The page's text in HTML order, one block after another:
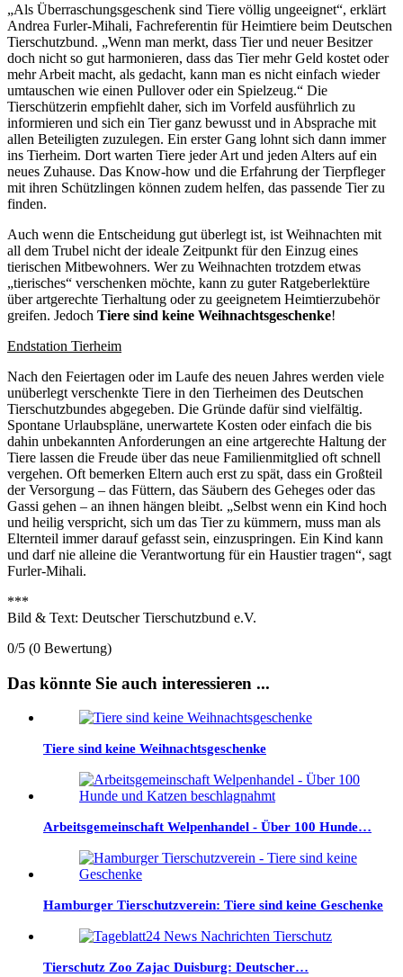
„Als Überraschungsgeschenk sind Tiere völlig ungeeignet“, erklärt
Andrea Furler-Mihali, Fachreferentin für Heimtiere beim Deutschen
Tierschutzbund. „Wenn man merkt, dass Tier und neuer Besitzer
doch nicht so gut harmonieren, dass das Tier mehr Geld kostet oder
mehr Arbeit macht, als gedacht, kann man es nicht einfach wieder
umtauschen wie einen Pullover oder ein Spielzeug.“ Die
Tierschützerin empfiehlt daher, sich im Vorfeld ausführlich zu
informieren und sich ein Tier ganz bewusst und in Absprache mit
allen Beteiligten zuzulegen. Ein erster Gang lohnt sich dann immer
ins Tierheim. Dort warten Tiere jeder Art und jeden Alters auf ein
neues Zuhause. Das Know-how und die Erfahrung der Tierpfleger
mit ihren Schützlingen können zudem helfen, das passende Tier zu
finden.
Auch wenn die Entscheidung gut überlegt ist, ist Weihnachten mit
all dem Trubel nicht der ideale Zeitpunkt für den Einzug eines
tierischen Mitbewohners. Wer zu Weihnachten trotzdem etwas
„tierisches“ verschenken möchte, kann zu guter Ratgeberlektüre
über artgerechte Tierhaltung oder zu geeignetem Heimtierzubehör
greifen. Jedoch Tiere sind keine Weihnachtsgeschenke!
Endstation Tierheim
Nach den Feiertagen oder im Laufe des neuen Jahres werden viele
unüberlegt verschenkte Tiere in den Tierheimen des Deutschen
Tierschutzbundes abgegeben. Die Gründe dafür sind vielfältig.
Spontane Urlaubspläne, unerwartete Kosten oder einfach die bis
dahin unbekannten Anforderungen an eine artgerechte Haltung der
Tiere lassen die Freude über das neue Familienmitglied oft schnell
vergehen. Oft bemerken Eltern auch erst zu spät, dass ein Großteil
der Versorgung – das Füttern, das Säubern des Geheges oder das
Gassi gehen – an ihnen hängen bleibt. „Selbst wenn ein Kind hoch
und heilig verspricht, sich um das Tier zu kümmern, muss man als
Elternteil immer darauf gefasst sein, einzuspringen. Ein Kind kann
und darf nie alleine die Verantwortung für ein Haustier tragen“, sagt
Furler-Mihali.
***
Bild & Text: Deutscher Tierschutzbund e.V.
0/5 (0 Bewertung)
Das könnte Sie auch interessieren ...
Tiere sind keine Weihnachtsgeschenke
Arbeitsgemeinschaft Welpenhandel - Über 100 Hunde…
Hamburger Tierschutzverein: Tiere sind keine Geschenke
Tierschutz Zoo Zajac Duisburg: Deutscher…